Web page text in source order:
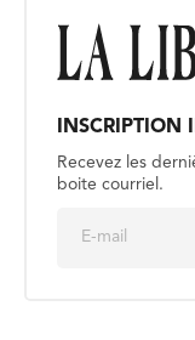
INSCRIPTION
Recevez les
boite courriel.